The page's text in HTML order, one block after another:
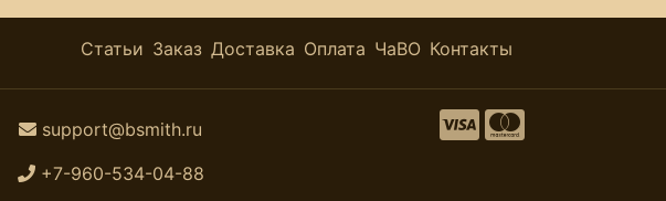
Статьи Заказ Доставка Оплата ЧаВО Контакты
support@bsmith.ru
+7-960-534-04-88